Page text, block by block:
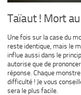
Taïaut ! Mort
Une fois sur la case du
reste identique, mais le
influe aussi dans le
autorise que de
réponse. Chaque
difficulté ! Je vous
sera le plus facile.